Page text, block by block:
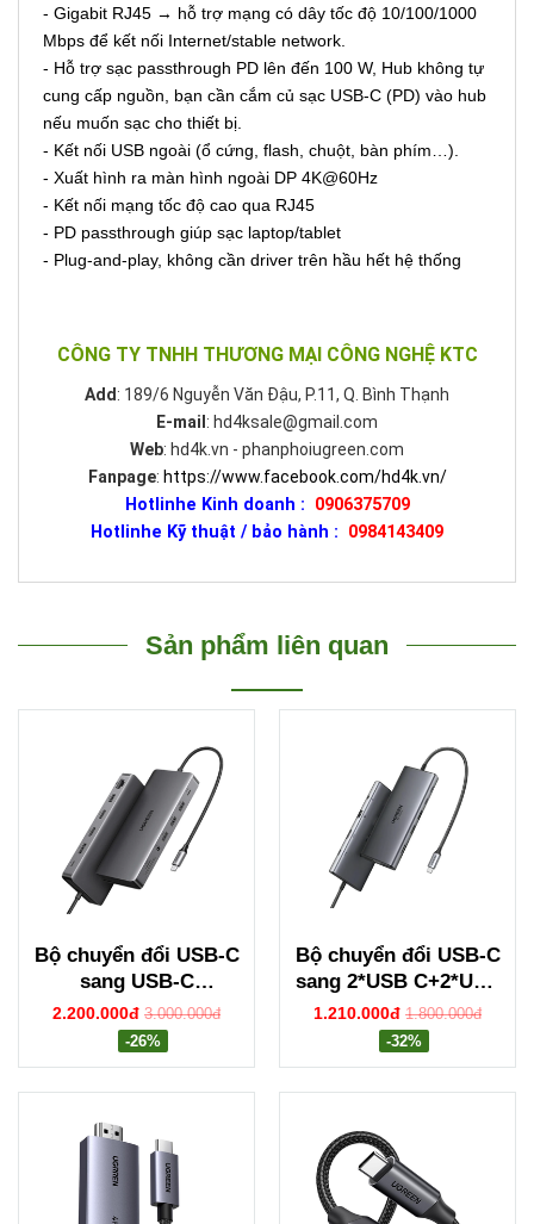
- Gigabit RJ45 → hỗ trợ mạng có dây tốc độ 10/100/1000
Mbps để kết nối Internet/stable network.
- Hỗ trợ sạc passthrough PD lên đến 100 W, Hub không tự
cung cấp nguồn, bạn cần cắm củ sạc USB-C (PD) vào hub
nếu muốn sạc cho thiết bị.
- Kết nối USB ngoài (ổ cứng, flash, chuột, bàn phím…).
- Xuất hình ra màn hình ngoài DP 4K@60Hz
- Kết nối mạng tốc độ cao qua RJ45
- PD passthrough giúp sạc laptop/tablet
- Plug-and-play, không cần driver trên hầu hết hệ thống
CÔNG TY TNHH THƯƠNG MẠI CÔNG NGHỆ KTC
Add: 189/6 Nguyễn Văn Đậu, P.11, Q. Bình Thạnh
E-mail : hd4ksale@gmail.com
Web: hd4k.vn - phanphoiugreen.com
Fanpage: https://www.facebook.com/hd4k.vn/
Hotlinhe Kinh doanh : 0906375709
Hotlinhe Kỹ thuật / bảo hành : 0984143409
Sản phẩm liên quan
Bộ chuyển đổi USB-C
sang USB-C
PD+2*USB 3.2+USB-C
3.2+2*USB
3.0+RJ45+2*HDMI+DP
+SD/TF+3.5mm hỗ
CM681
2.200.000đ 3.000.000đ
-26%
Bộ chuyển đổi USB-C
sang 2*USB C+2*USB
+HDMI+VGA + SD TF
LAN+3.5mm hỗ trợ
4K Ugreen 45520
CM639
1.210.000đ 1.800.000đ
-32%